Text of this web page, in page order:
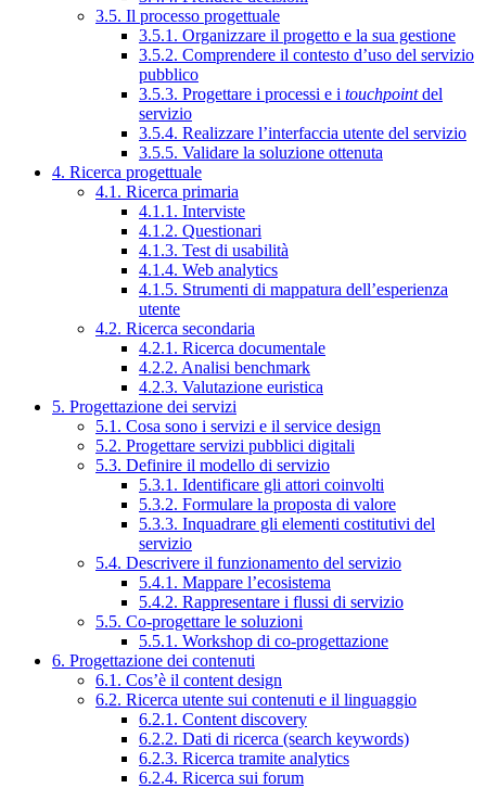
3.5. Il processo progettuale
3.5.1. Organizzare il progetto e la sua gestione
3.5.2. Comprendere il contesto d’uso del servizio
pubblico
3.5.3. Progettare i processi e i touchpointdel
servizio
3.5.4. Realizzare l’interfaccia utente del servizio
3.5.5. Validare la soluzione ottenuta
4. Ricerca progettuale
4.1. Ricerca primaria
4.1.1. Interviste
4.1.2. Questionari
4.1.3. Test di usabilità
4.1.4. Web analytics
4.1.5. Strumenti di mappatura dell’esperienza
utente
4.2. Ricerca secondaria
4.2.1. Ricerca documentale
4.2.2. Analisi benchmark
4.2.3. Valutazione euristica
5. Progettazione dei servizi
5.1. Cosa sono i servizi e il service design
5.2. Progettare servizi pubblici digitali
5.3. Definire il modello di servizio
5.3.1. Identificare gli attori coinvolti
5.3.2. Formulare la proposta di valore
5.3.3. Inquadrare gli elementi costitutivi del
servizio
5.4. Descrivere il funzionamento del servizio
5.4.1. Mappare l’ecosistema
5.4.2. Rappresentare i flussi di servizio
5.5. Co-progettare le soluzioni
5.5.1. Workshop di co-progettazione
6. Progettazione dei contenuti
6.1. Cos’è il content design
6.2. Ricerca utente sui contenuti e il linguaggio
6.2.1. Content discovery
6.2.2. Dati di ricerca (search keywords)
6.2.3. Ricerca tramite analytics
6.2.4. Ricerca sui forum